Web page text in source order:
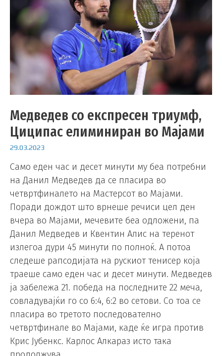
Медведев со експресен триумф,
Циципас елиминиран во Мајами
29.03.2023
Само еден час и десет минути му беа потребни
на Данил Медведев да се пласира во
четвртфиналето на Мастерсот во Мајами.
Поради дождот што врнеше речиси цел ден
вчера во Мајами, мечевите беа одложени, па
Данил Медведев и Квентин Алис на теренот
излегоа дури 45 минути по полноќ. А потоа
следеше рапсодијата на рускиот тенисер која
траеше само еден час и десет минути. Медведев
ја забележа 21. победа на последните 22 меча,
совладувајќи го со 6:4, 6:2 во сетови. Со тоа се
пласира во третото последователно
четвртфинале во Мајами, каде ќе игра против
Крис Јубенкс. Карлос Алкараз исто така